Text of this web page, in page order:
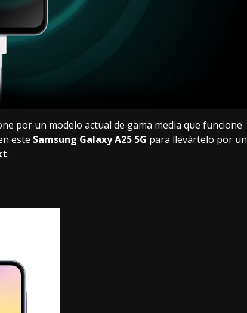
por un modelo actual de gama media que funcione
este Samsung Galaxy A25 5G para llevártelo por un
.